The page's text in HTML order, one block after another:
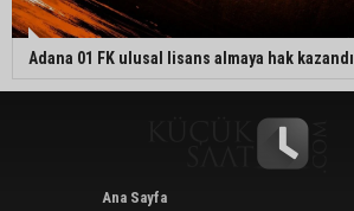
Adana 01 FK ulusal lisans almaya hak kazandı
Ana Sayfa